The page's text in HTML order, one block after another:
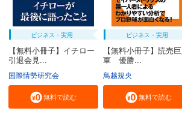
ビジネス・実用
【無料小冊子】イチロー
引退会見...
国際情勢研究会
無料で読む
ビジネス・実用
【無料小冊子】読売
軍 優勝...
鳥越規央
無料で読む